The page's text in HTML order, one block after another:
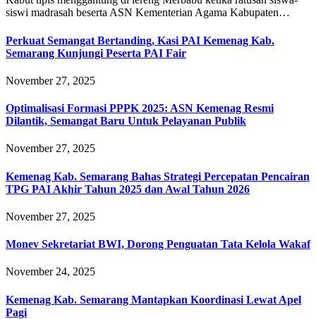
siswi madrasah beserta ASN Kementerian Agama Kabupaten…
Perkuat Semangat Bertanding, Kasi PAI Kemenag Kab.
Semarang Kunjungi Peserta PAI Fair
November 27, 2025
Optimalisasi Formasi PPPK 2025: ASN Kemenag Resmi
Dilantik, Semangat Baru Untuk Pelayanan Publik
November 27, 2025
Kemenag Kab. Semarang Bahas Strategi Percepatan Pencairan
TPG PAI Akhir Tahun 2025 dan Awal Tahun 2026
November 27, 2025
Monev Sekretariat BWI, Dorong Penguatan Tata Kelola Wakaf
November 24, 2025
Kemenag Kab. Semarang Mantapkan Koordinasi Lewat Apel
Pagi